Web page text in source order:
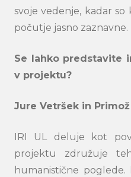
svoje vedenje, kadar
počutje jasno zaznavne.
Se lahko predstavite
v projektu?
Jure Vetršek in
IRI UL deluje kot
projektu združuje
humanistične